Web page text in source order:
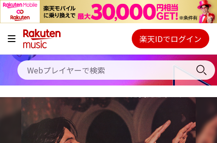
キャンペーン
料金プラン
使い方
初回30日間無料お試し
Webプレイヤー
ご契約内容の確認・変更
楽天IDでログイン